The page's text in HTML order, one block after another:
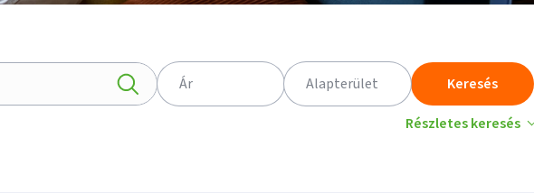
Ár Alapterület
Keresés
Részletes keresés